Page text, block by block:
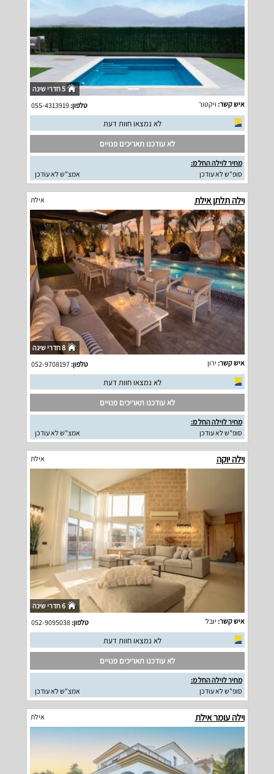
5 חדרי שינה
איש קשר: ויקטור טלפון:055-4313919
לא נמצאו חוות דעת
לא עודכנו תאריכים פנויים
מחיר לוילה החל מ:
סופ"ש לא עודכן
אמצ"ש לא עודכן
וילה תלתן אילת אילת
8 חדרי שינה
איש קשר: ירון טלפון:052-9708197
לא נמצאו חוות דעת
לא עודכנו תאריכים פנויים
מחיר לוילה החל מ:
סופ"ש לא עודכן
אמצ"ש לא עודכן
וילה יוקה אילת
6 חדרי שינה
איש קשר: יובל טלפון:052-9095038
לא נמצאו חוות דעת
לא עודכנו תאריכים פנויים
מחיר לוילה החל מ:
סופ"ש לא עודכן
אמצ"ש לא עודכן
וילה עומר אילת אילת